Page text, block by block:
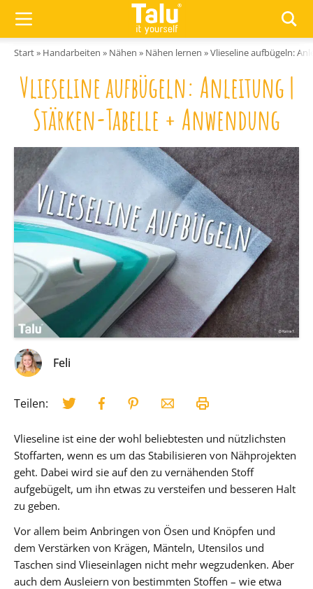
Start» Handarbeiten » Nähen » Nähen lernen »Vlieseline aufbügeln:
Vlieseline aufbügeln: Anleitung |
Stärken-Tabelle + Anwendung
Feli
Teilen:
Vlieseline ist eine der wohl beliebtesten und nützlichsten
Stoffarten, wenn es um das Stabilisieren von Nähprojekten
geht. Dabei wird sie auf den zu vernähenden Stoff
aufgebügelt, um ihn etwas zu versteifen und besseren Halt
zu geben.
Vor allem beim Anbringen von Ösen und Knöpfen und
dem Verstärken von Krägen, Mänteln, Utensilos und
Taschen sind Vlieseinlagen nicht mehr wegzudenken. Aber
auch dem Ausleiern von bestimmten Stoffen – wie etwa